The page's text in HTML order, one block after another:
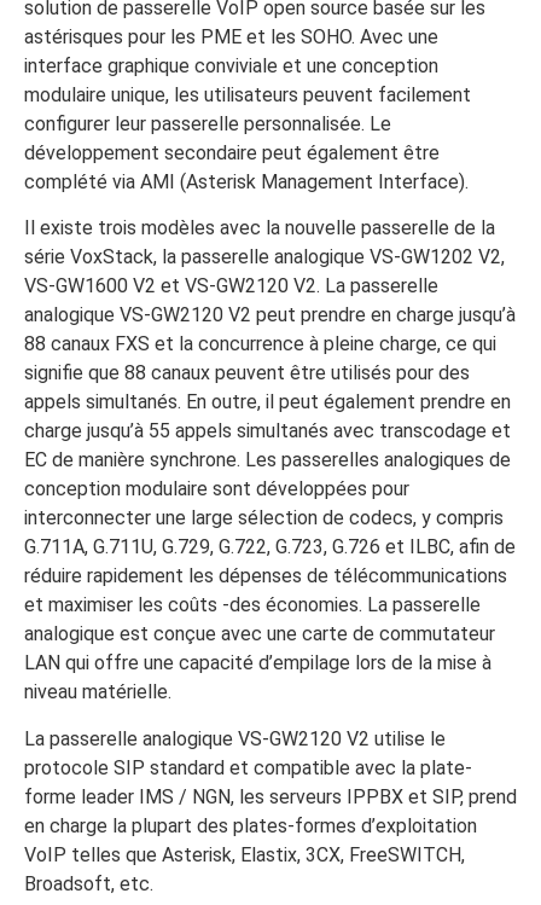
solution de passerelle VoIP open source basée sur les
astérisques pour les PME et les SOHO. Avec une
interface graphique conviviale et une conception
modulaire unique, les utilisateurs peuvent facilement
configurer leur passerelle personnalisée. Le
développement secondaire peut également être
complété via AMI (Asterisk Management Interface).
Il existe trois modèles avec la nouvelle passerelle de la
série VoxStack, la passerelle analogique VS-GW1202 V2,
VS-GW1600 V2 et VS-GW2120 V2. La passerelle
analogique VS-GW2120 V2 peut prendre en charge jusqu’à
88 canaux FXS et la concurrence à pleine charge, ce qui
signifie que 88 canaux peuvent être utilisés pour des
appels simultanés. En outre, il peut également prendre en
charge jusqu’à 55 appels simultanés avec transcodage et
EC de manière synchrone. Les passerelles analogiques de
conception modulaire sont développées pour
interconnecter une large sélection de codecs, y compris
G.711A, G.711U, G.729, G.722, G.723, G.726 et ILBC, afin de
réduire rapidement les dépenses de télécommunications
et maximiser les coûts -des économies. La passerelle
analogique est conçue avec une carte de commutateur
LAN qui offre une capacité d’empilage lors de la mise à
niveau matérielle.
La passerelle analogique VS-GW2120 V2 utilise le
protocole SIP standard et compatible avec la plate-
forme leader IMS / NGN, les serveurs IPPBX et SIP, prend
en charge la plupart des plates-formes d’exploitation
VoIP telles que Asterisk, Elastix, 3CX, FreeSWITCH,
Broadsoft, etc.